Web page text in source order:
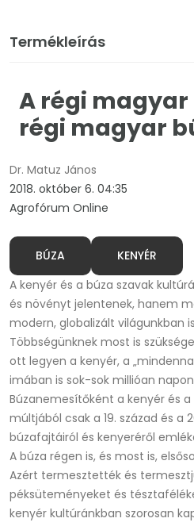
Termékleírás
A régi magyar
régi magyar
Dr. Matuz János
2018. október 6. 04:35
Agrofórum Online
BÚZA
KENYÉR
A kenyér és a búza szavak
és növényt jelentenek, hanem
modern, globalizált világunkban
Többségünknek most is
ott legyen a kenyér, a
imában is sok-sok millióan
Búzanemesítőként a kenyér és
múltjából csak a 19. század és a
búzafajtáiról és kenyeréről
A búza régen is, és most is,
Azért termesztették és
péksüteményeket és
kenyér kultúránkban szorosan